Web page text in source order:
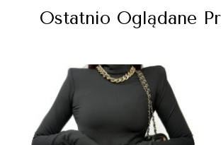
Ostatnio Oglądane